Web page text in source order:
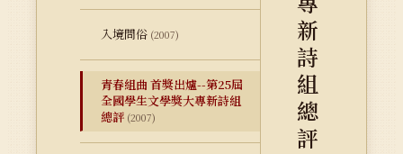
入境問俗 (2007)
青春組曲 首獎出爐--第25屆
全國學生文學獎大專新詩組
總評 (2007)
新
詩
組
總
評